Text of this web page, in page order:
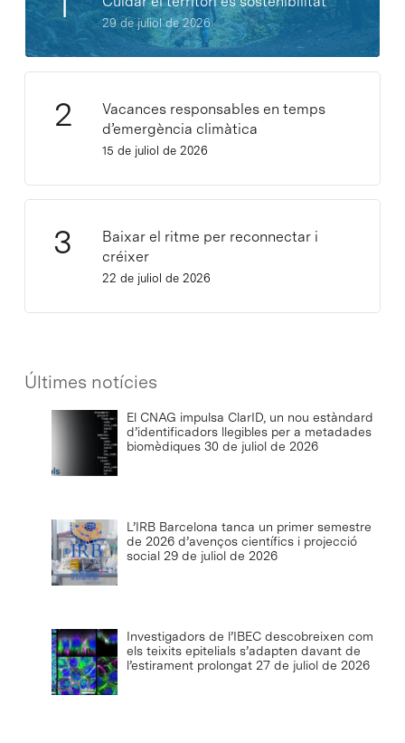
29 de juliol de 2026
Vacances responsables en temps
d’emergència climàtica
15 de juliol de 2026
Baixar el ritme per reconnectar i
créixer
22 de juliol de 2026
Últimes notícies
El CNAG impulsa ClarID, un nou estàndard
d’identificadors llegibles per a metadades
biomèdiques 30 de juliol de 2026
L’IRB Barcelona tanca un primer semestre
de 2026 d’avenços científics i projecció
social 29 de juliol de 2026
Investigadors de l’IBEC descobreixen com
els teixits epitelials s’adapten davant de
l’estirament prolongat 27 de juliol de 2026